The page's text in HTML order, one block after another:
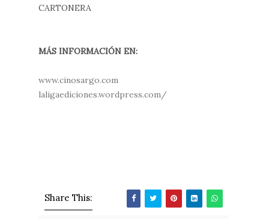
CARTONERA
MÁS INFORMACIÓN EN:
www.cinosargo.com
laligaediciones.wordpress.com/
Share This: